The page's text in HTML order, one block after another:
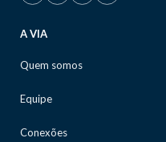
A VIA
Quem somos
Equipe
Conexões